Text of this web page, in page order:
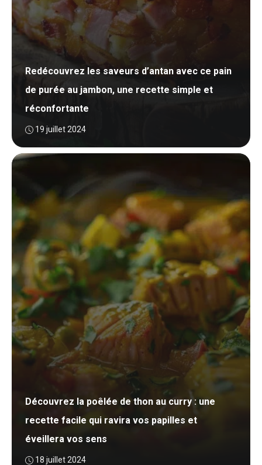
Redécouvrez les saveurs d’antan avec ce pain
de purée au jambon, une recette simple et
réconfortante
19 juillet 2024
Découvrez la poêlée de thon au curry : une
recette facile qui ravira vos papilles et
éveillera vos sens
18 juillet 2024